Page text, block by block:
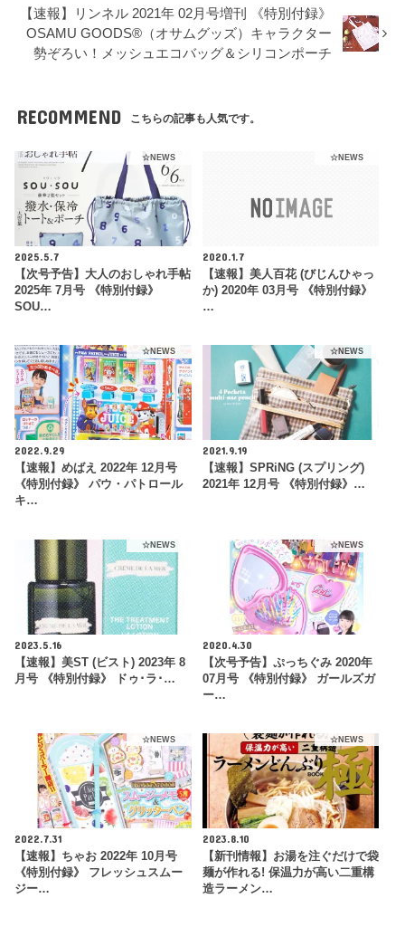
【速報】リンネル 2021年 02月号増刊 《特別付録》
OSAMU GOODS®（オサムグッズ）キャラクター
勢ぞろい！メッシュエコバッグ＆シリコンポーチ
RECOMMEND こちらの記事も人気です。
☆NEWS
2025.5.7
【次号予告】大人のおしゃれ手帖
2025年 7月号 《特別付録》
SOU…
☆NEWS
2020.1.7
【速報】美人百花 (びじんひゃっ
か) 2020年 03月号 《特別付録》
…
☆NEWS
2022.9.29
【速報】めばえ 2022年 12月号
《特別付録》 パウ・パトロール
キ…
☆NEWS
2021.9.19
【速報】SPRiNG (スプリング)
2021年 12月号 《特別付録》…
☆NEWS
2023.5.16
【速報】美ST (ビスト) 2023年 8
月号 《特別付録》 ドゥ･ラ･…
☆NEWS
2020.4.30
【次号予告】ぷっちぐみ 2020年
07月号 《特別付録》 ガールズガ
ー…
☆NEWS
2022.7.31
【速報】ちゃお 2022年 10月号
《特別付録》 フレッシュスムー
ジー…
☆NEWS
2023.8.10
【新刊情報】お湯を注ぐだけで袋
麺が作れる! 保温力が高い二重構
造ラーメン…